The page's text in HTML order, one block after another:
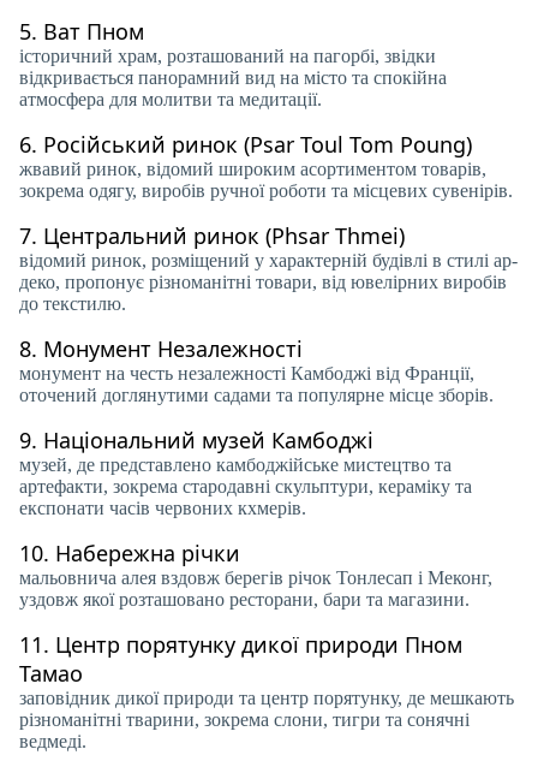
5. Ват Пном
історичний храм, розташований на пагорбі, звідки
відкривається панорамний вид на місто та спокійна
атмосфера для молитви та медитації.
6. Російський ринок (Psar Toul Tom Poung)
жвавий ринок, відомий широким асортиментом товарів,
зокрема одягу, виробів ручної роботи та місцевих сувенірів.
7. Центральний ринок (Phsar Thmei)
відомий ринок, розміщений у характерній будівлі в стилі ар-
деко, пропонує різноманітні товари, від ювелірних виробів
до текстилю.
8. Монумент Незалежності
монумент на честь незалежності Камбоджі від Франції,
оточений доглянутими садами та популярне місце зборів.
9. Національний музей Камбоджі
музей, де представлено камбоджійське мистецтво та
артефакти, зокрема стародавні скульптури, кераміку та
експонати часів червоних кхмерів.
10. Набережна річки
мальовнича алея вздовж берегів річок Тонлесап і Меконг,
уздовж якої розташовано ресторани, бари та магазини.
11. Центр порятунку дикої природи Пном
Тамао
заповідник дикої природи та центр порятунку, де мешкають
різноманітні тварини, зокрема слони, тигри та сонячні
ведмеді.